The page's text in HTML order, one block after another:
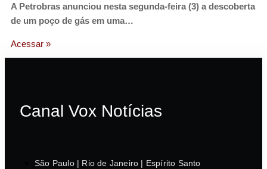
A Petrobras anunciou nesta segunda-feira (3) a descoberta
de um poço de gás em uma…
Acessar »
Canal Vox Notícias
São Paulo | Rio de Janeiro | Espírito Santo